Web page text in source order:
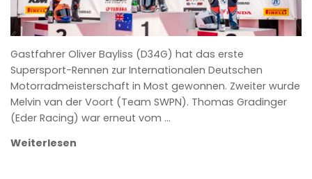
Gastfahrer Oliver Bayliss (D34G) hat das erste
Supersport-Rennen zur Internationalen Deutschen
Motorradmeisterschaft in Most gewonnen. Zweiter wurde
Melvin van der Voort (Team SWPN). Thomas Gradinger
(Eder Racing) war erneut vom …
Weiterlesen